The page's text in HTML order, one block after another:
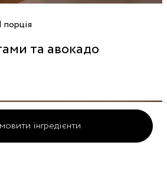
інгредієнти
порція
та авокадо